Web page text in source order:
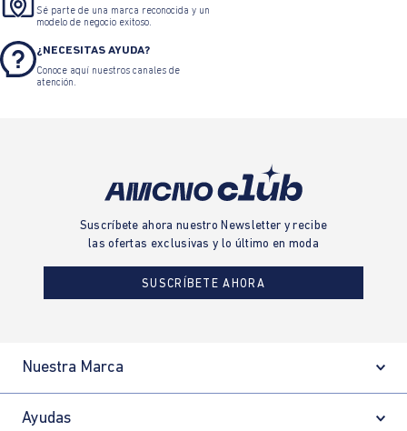
Sé parte de una marca reconocida y un
modelo de negocio exitoso.
¿NECESITAS AYUDA?
Conoce aquí nuestros canales de
atención.
Suscríbete ahora nuestro Newsletter y recibe
las ofertas exclusivas y lo último en moda
SUSCRÍBETE AHORA
Nuestra Marca
Ayudas